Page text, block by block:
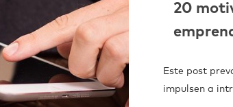
20
Este post
impulsen a